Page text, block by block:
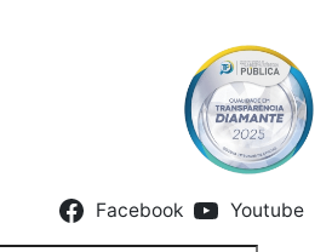
Facebook Youtube